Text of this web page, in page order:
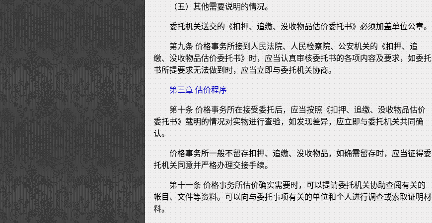
（五）其他需要说明的情况。
委托机关送交的《扣押、追缴、没收物品估价委托书》必须加盖单位公章。
第九条 价格事务所接到人民法院、人民检察院、公安机关的《扣押、追
缴、没收物品估价委托书》时，应当认真审核委托书的各项内容及要求，如委托
书所提要求无法做到时，应当立即与委托机关协商。
第三章 估价程序
第十条 价格事务所在接受委托后，应当按照《扣押、追缴、没收物品估价
委托书》载明的情况对实物进行查验，如发现差异，应立即与委托机关共同确
认。
价格事务所一般不留存扣押、追缴、没收物品，如确需留存时，应当征得委
托机关同意并严格办理交接手续。
第十一条 价格事务所估价确实需要时，可以提请委托机关协助查阅有关的
帐目、文件等资料。可以向与委托事项有关的单位和个人进行调查或索取证明材
料。